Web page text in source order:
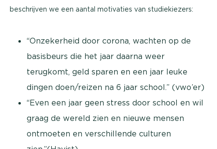
beschrijven we een aantal motivaties van studiekiezers:
“Onzekerheid door corona, wachten op de
basisbeurs die het jaar daarna weer
terugkomt, geld sparen en een jaar leuke
dingen doen/reizen na 6 jaar school.” (vwo’er)
“Even een jaar geen stress door school en wil
graag de wereld zien en nieuwe mensen
ontmoeten en verschillende culturen